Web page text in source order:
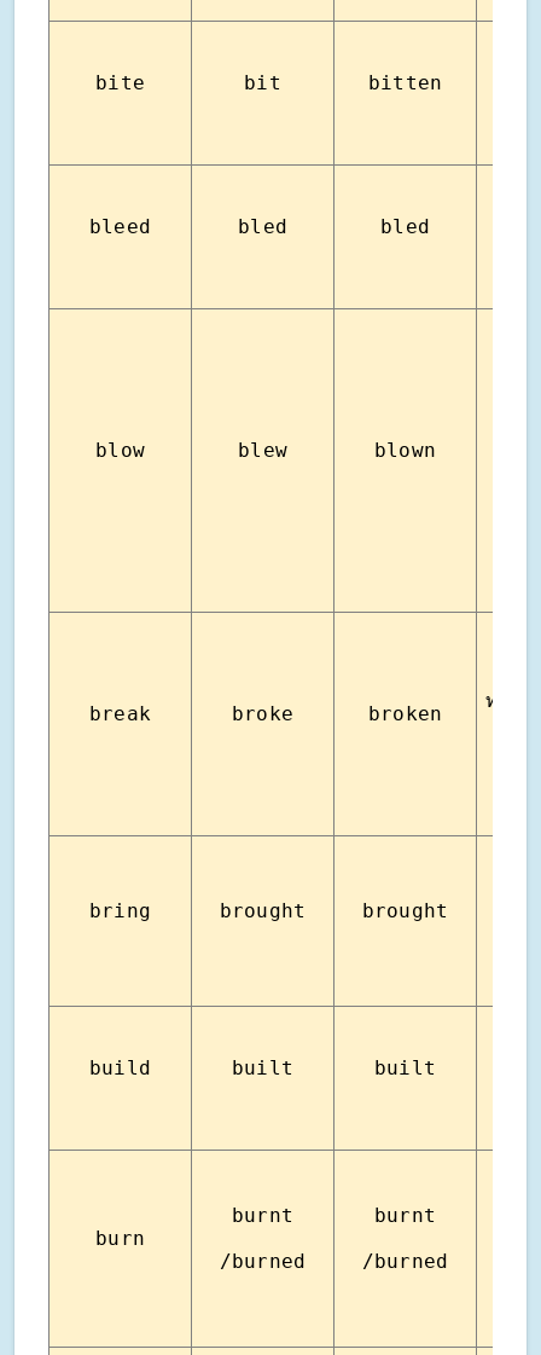
bite bit bitten
bleed bled bled
blow blew blown
break broke broken
ทำให้
bring brought brought
build built built
burn
burnt
/burned
burnt
/burned